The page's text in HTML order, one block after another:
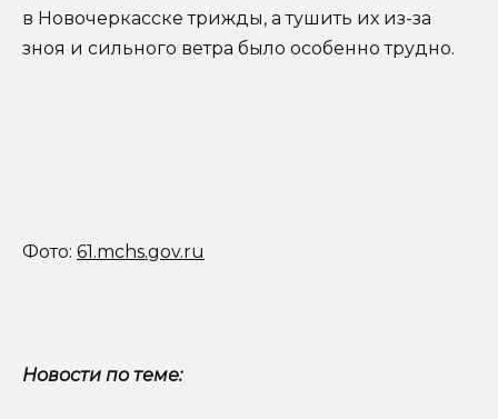
в Новочеркасске трижды, а тушить их из-за
зноя и сильного ветра было особенно трудно.
Фото: 61.mchs.gov.ru
Новости по теме: